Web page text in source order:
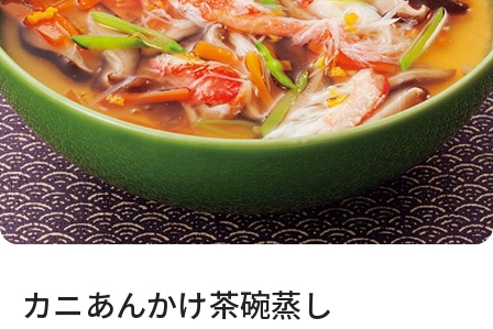
カニあんかけ茶碗蒸し